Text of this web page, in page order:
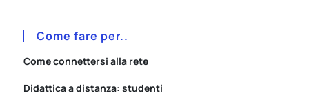
Come fare per..
Come connettersi alla rete
Didattica a distanza: studenti